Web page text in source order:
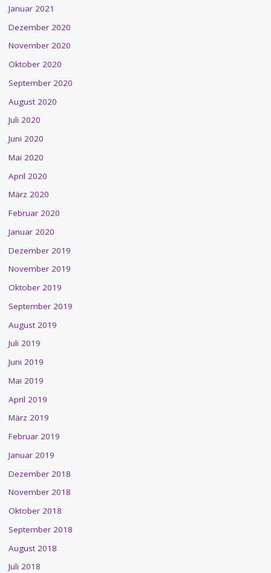
Januar 2021
Dezember 2020
November 2020
Oktober 2020
September 2020
August 2020
Juli 2020
Juni 2020
Mai 2020
April 2020
März 2020
Februar 2020
Januar 2020
Dezember 2019
November 2019
Oktober 2019
September 2019
August 2019
Juli 2019
Juni 2019
Mai 2019
April 2019
März 2019
Februar 2019
Januar 2019
Dezember 2018
November 2018
Oktober 2018
September 2018
August 2018
Juli 2018